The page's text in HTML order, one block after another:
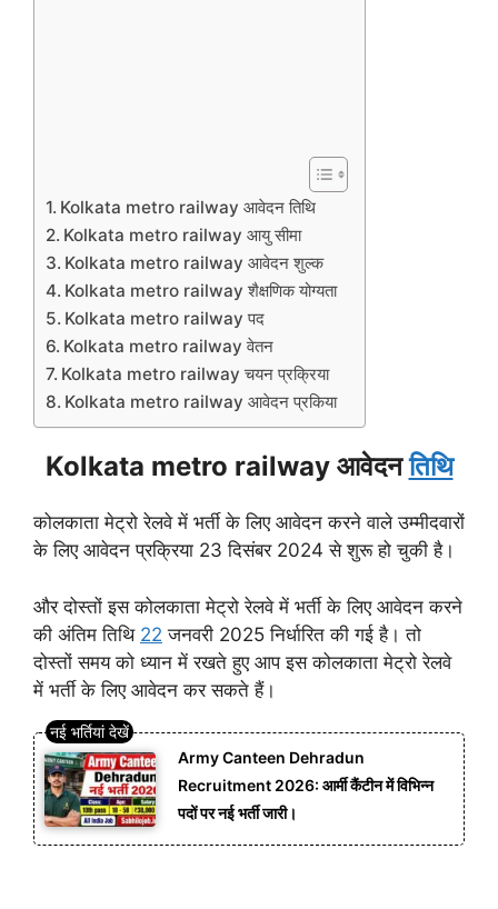
Kolkata metro railway आवेदन तिथि
Kolkata metro railway आयु सीमा
Kolkata metro railway आवेदन शुल्क
Kolkata metro railway शैक्षणिक योग्यता
Kolkata metro railway पद
Kolkata metro railway वेतन
Kolkata metro railway चयन प्रक्रिया
Kolkata metro railway आवेदन प्रकिया
Kolkata metro railway आवेदनतिथि
कोलकाता मेट्रो रेलवे में भर्ती के लिए आवेदन करने वाले उम्मीदवारों
के लिए आवेदन प्रक्रिया 23 दिसंबर 2024 से शुरू हो चुकी है।
और दोस्तों इस कोलकाता मेट्रो रेलवे में भर्ती के लिए आवेदन करने
की अंतिम तिथि 22 जनवरी 2025 निर्धारित की गई है। तो
दोस्तों समय को ध्यान में रखते हुए आप इस कोलकाता मेट्रो रेलवे
में भर्ती के लिए आवेदन कर सकते हैं।
Army Canteen Dehradun
Recruitment 2026: आर्मी कैंटीन में विभिन्न
पदों पर नई भर्ती जारी।